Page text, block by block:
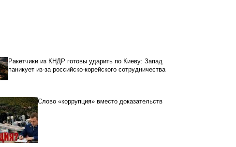
Ракетчики из КНДР готовы ударить по Киеву: Запад
паникует из-за российско-корейского сотрудничества
Слово «коррупция» вместо доказательств